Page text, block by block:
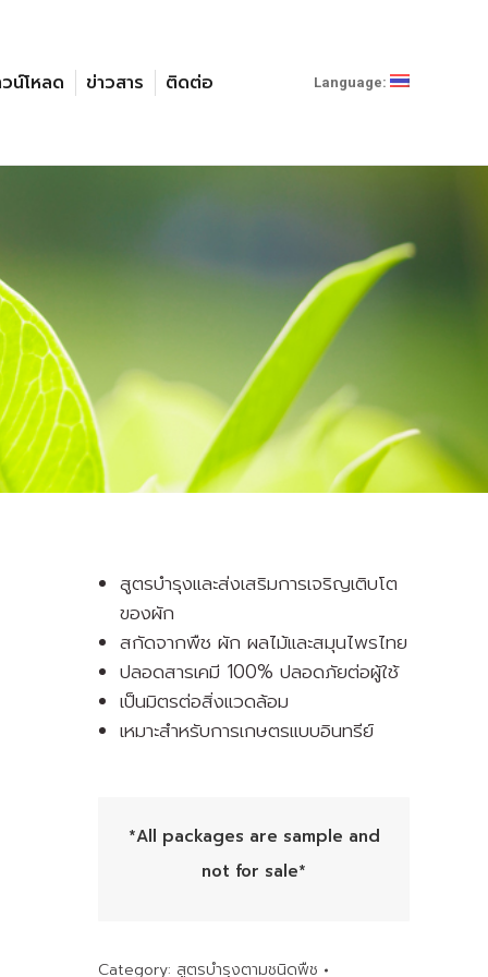
น์โหลด ข่าวสาร ติดต่อ Language:
สูตรบำรุงและส่งเสริมการเจริญเติบโต
ของผัก
สกัดจากพืช ผัก ผลไม้และสมุนไพรไทย
ปลอดสารเคมี 100% ปลอดภัยต่อผู้ใช้
เป็นมิตรต่อสิ่งแวดล้อม
เหมาะสำหรับการเกษตรแบบอินทรีย์
*All packages are sample and
not for sale*
Category: สูตรบำรุงตามชนิดพืช